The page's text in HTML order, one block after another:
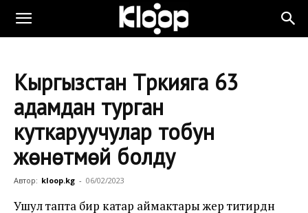
Кыргызстан Түркияга 63
адамдан турган
куткаруучулар тобун
жөнөтмөй болду
Автор: kloop.kg - 06/02/2023
Ушул тапта бир катар аймактары жер титирөөдөн